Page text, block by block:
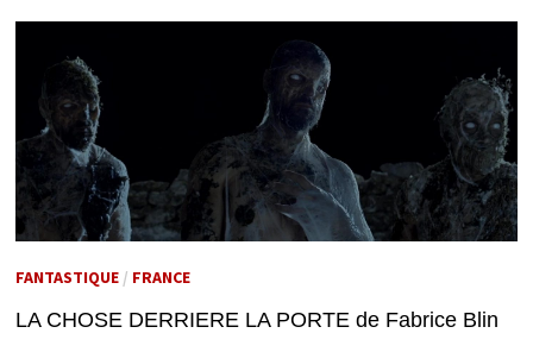
FANTASTIQUE/ FRANCE
LA CHOSE DERRIERE LA PORTE de Fabrice Blin